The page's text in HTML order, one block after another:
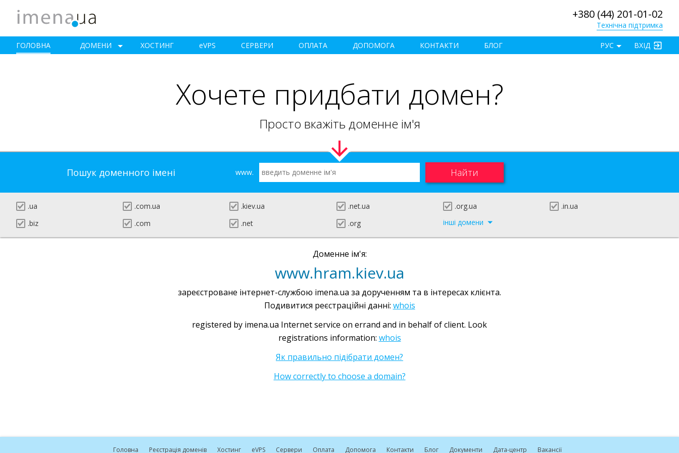
+380 (44) 201-01-02
Технічна підтримка
ГОЛОВНА ДОМЕНИ ХОСТИНГ eVPS СЕРВЕРИ ОПЛАТА ДОПОМОГА КОНТАКТИ БЛОГ ВХІД
РУС
Хочете придбати домен?
Просто вкажіть доменне ім'я
Пошук доменного імені www.
.ua .com.ua .kiev.ua .net.ua .org.ua
.in.ua
.biz
.com .net .org інші домени
Доменне ім'я:
www.hram.kiev.ua
зареєстроване інтернет-службою imena.ua за дорученням та в інтересах клієнта.
Подивитися реєстраційні данні: whois
registered by imena.ua Internet service on errand and in behalf of client. Look
registrations information: whois
Як правильно підібрати домен?
How correctly to choose a domain?
Головна Реєстрація доменів Хостинг eVPS Сервери Оплата Допомога Контакти Блог Документи Дата-центр Вакансії